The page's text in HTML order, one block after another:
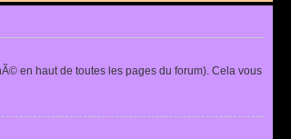
en haut de toutes les pages du forum). Cela vous